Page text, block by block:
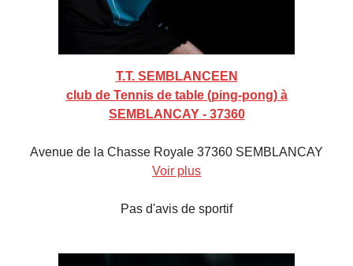
T.T. SEMBLANCEEN
club de Tennis de table (ping-pong) à
SEMBLANCAY - 37360
Avenue de la Chasse Royale 37360 SEMBLANCAY
Voir plus
Pas d'avis de sportif